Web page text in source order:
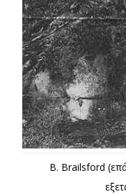
B. Brailsford